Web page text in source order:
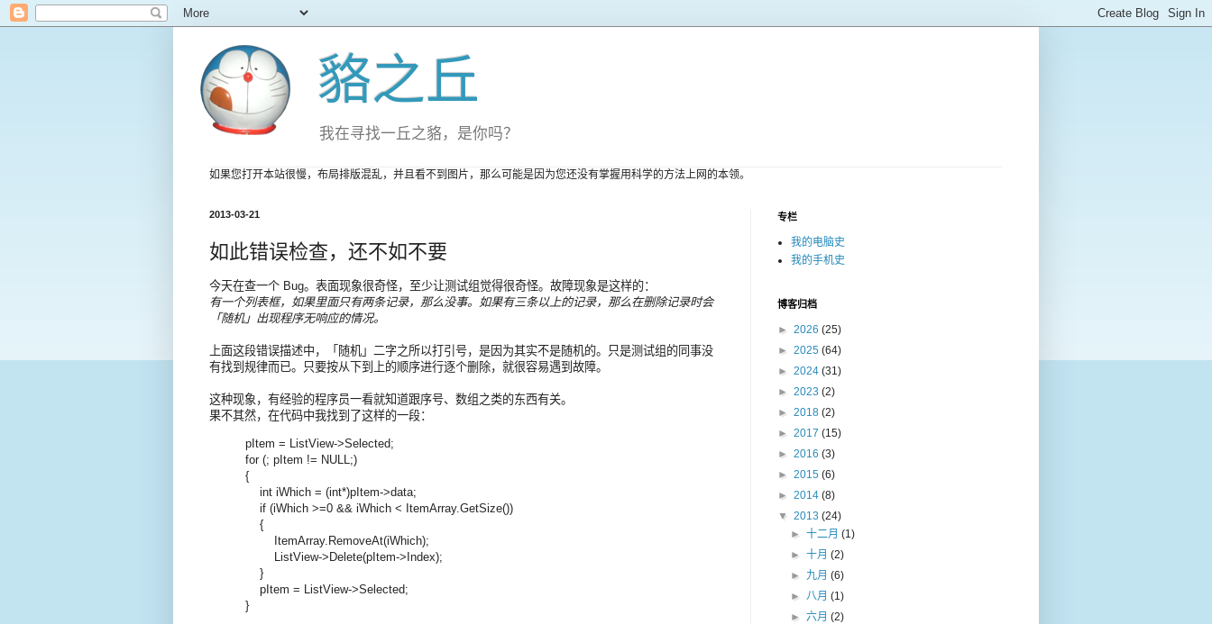
貉之丘
我在寻找一丘之貉，是你吗？
如果您打开本站很慢，布局排版混乱，并且看不到图片，那么可能是因为您还没有掌握用科学的方法上网的本领。
2013-03-21
如此错误检查，还不如不要
今天在查一个 Bug。表面现象很奇怪，至少让测试组觉得很奇怪。故障现象是这样的：
有一个列表框，如果里面只有两条记录，那么没事。如果有三条以上的记录，那么在删除记录时会
「随机」出现程序无响应的情况。
上面这段错误描述中，「随机」二字之所以打引号，是因为其实不是随机的。只是测试组的同事没
有找到规律而已。只要按从下到上的顺序进行逐个删除，就很容易遇到故障。
这种现象，有经验的程序员一看就知道跟序号、数组之类的东西有关。
果不其然，在代码中我找到了这样的一段：
pItem = ListView->Selected;
for (; pItem != NULL;)
{
int iWhich = (int*)pItem->data;
if (iWhich >=0 && iWhich < ItemArray.GetSize())
{
ItemArray.RemoveAt(iWhich);
ListView->Delete(pItem->Index);
}
pItem = ListView->Selected;
}
专栏
我的电脑史
我的手机史
博客归档
► 2026 (25)
► 2025 (64)
► 2024 (31)
► 2023 (2)
► 2018 (2)
► 2017 (15)
► 2016 (3)
► 2015 (6)
► 2014 (8)
▼ 2013 (24)
►十二月(1)
►十月(2)
► 九月(6)
►八月(1)
►六月(2)